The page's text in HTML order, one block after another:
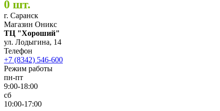
0 шт.
г. Саранск
Магазин Оникс
ТЦ "Хороший"
ул. Лодыгина, 14
Телефон
+7 (8342) 546-600
Режим работы
пн-пт
9:00-18:00
сб
10:00-17:00